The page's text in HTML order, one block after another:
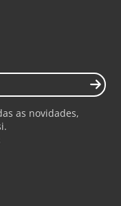
as novidades,